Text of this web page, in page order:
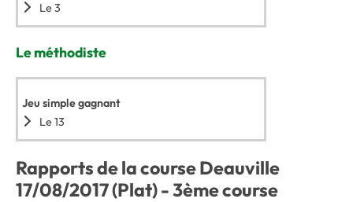
Le 3
Le méthodiste
Jeu simple gagnant
Le 13
Rapports de la course Deauville
17/08/2017 (Plat) - 3ème course